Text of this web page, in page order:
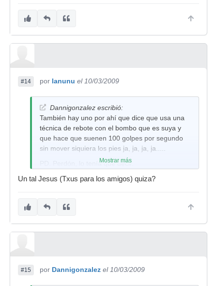
#14 por lanunu el 10/03/2009
Dannigonzalez escribió:
También hay uno por ahí que dice que usa una
técnica de rebote con el bombo que es suya y
que hace que suenen 100 golpes por segundo
sin mover siquiera los pies ja, ja, ja, ja.....
PD. Perdón, lo tenía que decir.
Mostrar más
Un tal Jesus (Txus para los amigos) quiza?
#15 por Dannigonzalez el 10/03/2009